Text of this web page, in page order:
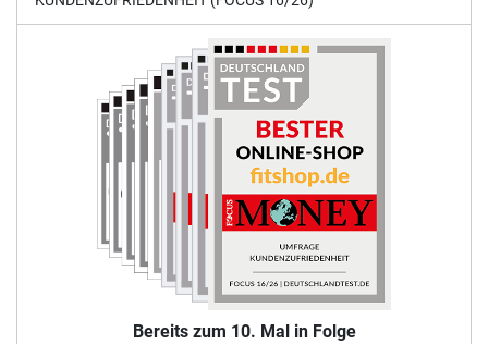
Bereits zum 10. Mal in Folge